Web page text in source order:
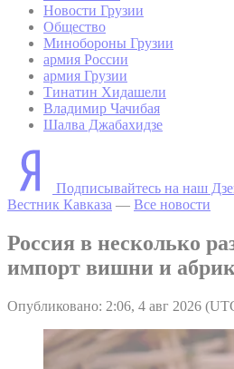
Новости Грузии
Общество
Минобороны Грузии
армия России
армия Грузии
Тинатин Хидашели
Владимир Чачибая
Шалва Джабахидзе
Подписывайтесь на наш
Вестник Кавказа — Все новости
Россия в несколько
импорт вишни и
Опубликовано: 2:06, 4 авг 2026